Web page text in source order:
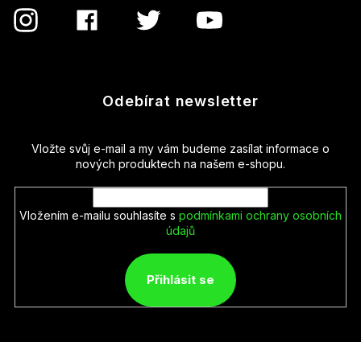
Odebírat newsletter
Vložte svůj e-mail a my vám budeme zasílat informace o
nových produktech na našem e-shopu.
Vložením e-mailu souhlasíte s podmínkami ochrany osobních
údajů
Přihlásit se